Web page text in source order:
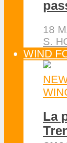
18
S.
WIND
La